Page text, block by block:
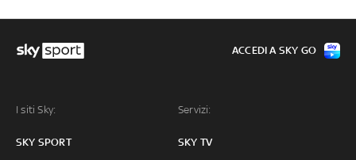
I siti Sky:
SKY SPORT
Servizi:
SKY TV
ACCEDI A SKY GO